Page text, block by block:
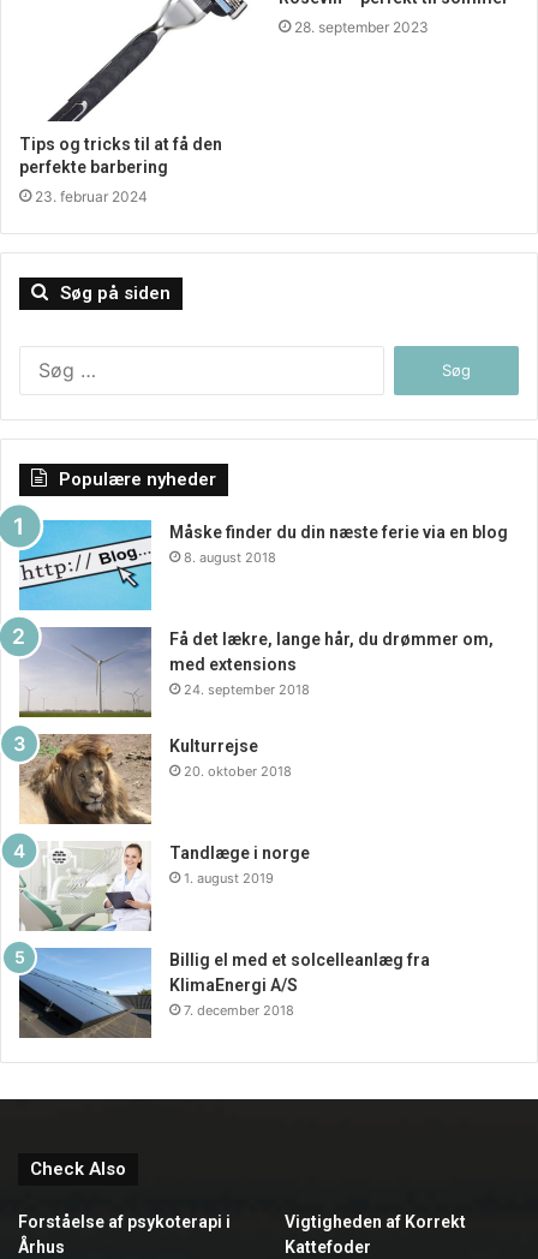
Tips og tricks til at få den
perfekte barbering
23. februar 2024
28. september 2023
Søg på siden
Populære nyheder
Måske finder du din næste ferie via en blog
8. august 2018
Få det lækre, lange hår, du drømmer om,
med extensions
24. september 2018
Kulturrejse
20. oktober 2018
Tandlæge i norge
1. august 2019
Billig el med et solcelleanlæg fra
KlimaEnergi A/S
7. december 2018
Check Also
Forståelse af psykoterapi i
Århus
Vigtigheden af Korrekt
Kattefoder